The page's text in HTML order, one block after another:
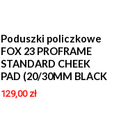
Poduszki policzkowe
FOX 23 PROFRAME
STANDARD CHEEK
PAD (20/30MM BLACK
129,00 zł